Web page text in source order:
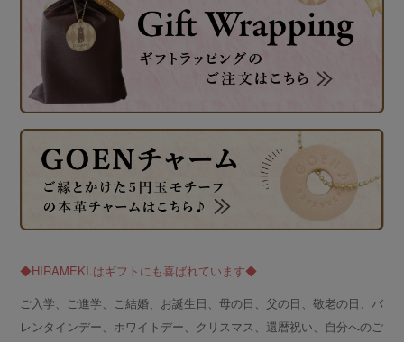
◆HIRAMEKI.はギフトにも喜ばれています◆
ご入学、ご進学、ご結婚、お誕生日、母の日、父の日、敬老の日、バ
レンタインデー、ホワイトデー、クリスマス、還暦祝い、自分へのご